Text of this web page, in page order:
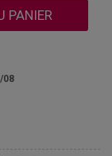
PANIER
08